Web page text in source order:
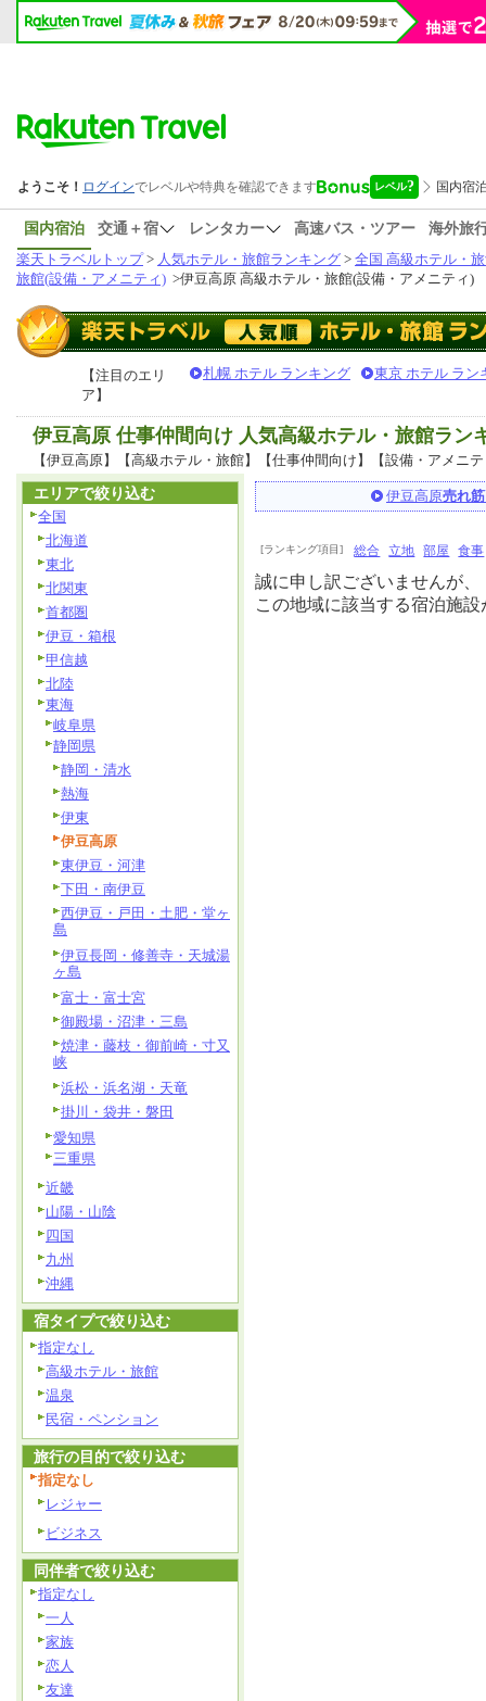
国内宿泊 交通＋宿 レンタカー 高速バス・ツアー
海外旅
楽天トラベルトップ> 人気ホテル・旅館ランキング > 全国 高級ホテル・
旅館(設備・アメニティ) >伊豆高原 高級ホテル・旅館(設備・アメニティ)
【注目のエリ
ア】
札幌 ホテル ランキング 東京 ホテル ラン
伊豆高原 仕事仲間向け 人気高級ホテル・旅館ラン
【伊豆高原】【高級ホテル・旅館】【仕事仲間向け】【設備・アメニ
伊豆高原売れ筋
[ランキング項目] 総合 立地 部屋 食事
誠に申し訳ございませんが、
この地域に該当する宿泊施
エリアで絞り込む
全国
北海道
東北
北関東
首都圏
伊豆・箱根
甲信越
北陸
東海
岐阜県
静岡県
静岡・清水
熱海
伊東
伊豆高原
東伊豆・河津
下田・南伊豆
西伊豆・戸田・土肥・堂ヶ
島
伊豆長岡・修善寺・天城湯
ヶ島
富士・富士宮
御殿場・沼津・三島
焼津・藤枝・御前崎・寸又
峡
浜松・浜名湖・天竜
掛川・袋井・磐田
愛知県
三重県
近畿
山陽・山陰
四国
九州
沖縄
宿タイプで絞り込む
指定なし
高級ホテル・旅館
温泉
民宿・ペンション
旅行の目的で絞り込む
指定なし
レジャー
ビジネス
同伴者で絞り込む
指定なし
一人
家族
恋人
友達